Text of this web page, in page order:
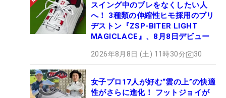
スイング中のブレをなくしたい人
へ！ 3種類の伸縮性ヒモ採用のブリ
ヂストン『ZSP-BITER LIGHT
MAGICLACE』、8月8日デビュー
2026年8月8日 (土) 11時30分 30
女子プロ17人が好む“雲の上”の快適
性がさらに進化！ フットジョイが